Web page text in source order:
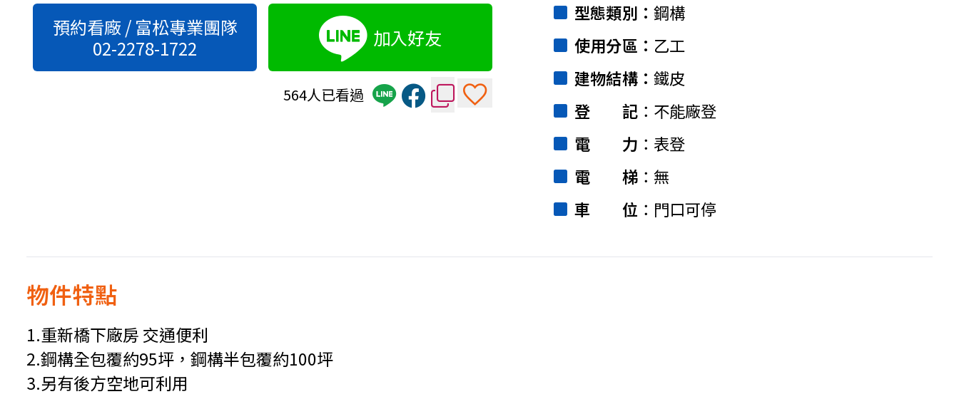
預約看廠 / 富松專業團隊
02-2278-1722
加入好友
564人已看過
型態類別
鋼構
使用分區
乙工
建物結構
鐵皮
登記
不能廠登
電力
表登
電梯
無
車位
門口可停
物件特點
1.重新橋下廠房 交通便利
2.鋼構全包覆約95坪，鋼構半包覆約100坪
3.另有後方空地可利用